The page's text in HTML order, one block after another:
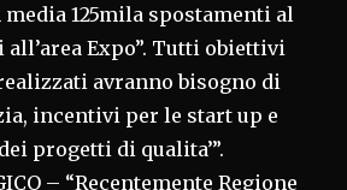
125mila spostamenti al
Expo”. Tutti obiettivi
avranno bisogno di
incentivi per le start up e
progetti di qualita’”.
– “Recentemente Regione